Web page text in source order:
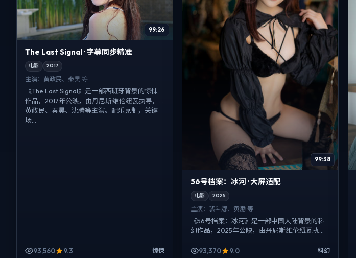
99:26
The Last Signal · 字幕同步精准
电影 2017
主演： 黄政民、秦昊 等
《The Last Signal》是一部西班牙背景的惊悚
作品，2017年公映，由丹尼斯·维伦纽瓦执导，
黄政民、秦昊、沈腾等主演。配乐克制，关键
场...
93,560 9.3 惊悚
99:38
56号档案：冰河 · 大屏适配
电影 2025
主演： 裴斗娜、黄渤 等
《56号档案：冰河》是一部中国大陆背景的科
幻作品，2025年公映，由丹尼斯·维伦纽瓦执
导，裴斗娜、黄渤、马伊琍等主演。以冷峻镜
头对准普通人的抉择...
93,370 9.0 科幻